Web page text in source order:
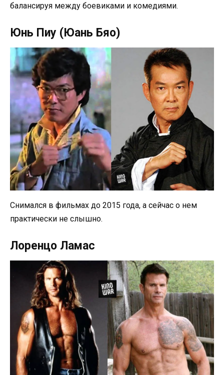
балансируя между боевиками и комедиями.
Юнь Пиу (Юань Бяо)
Снимался в фильмах до 2015 года, а сейчас о нем
практически не слышно.
Лоренцо Ламас